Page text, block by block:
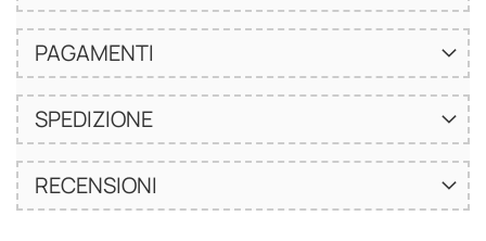
PAGAMENTI
SPEDIZIONE
RECENSIONI